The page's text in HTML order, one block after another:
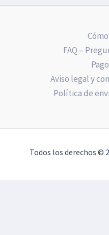
FAQ –
Aviso legal y
Política de
Todos los derechos ©